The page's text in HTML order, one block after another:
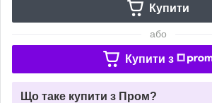
Купити
або
Купити з
Що таке купити з Пром?